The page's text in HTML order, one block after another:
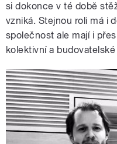
si dokonce v té době
vzniká. Stejnou roli má i
společnost ale mají i
kolektivní a budovatelské